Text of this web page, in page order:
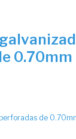
0.70mm
de